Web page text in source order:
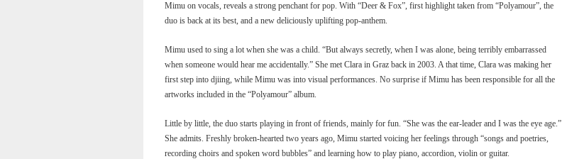
Mimu on vocals, reveals a strong penchant for pop. With “Deer & Fox”, first highlight taken from “Polyamour”, the
duo is back at its best, and a new deliciously uplifting pop-anthem.
Mimu used to sing a lot when she was a child. “But always secretly, when I was alone, being terribly embarrassed
when someone would hear me accidentally.” She met Clara in Graz back in 2003. A that time, Clara was making her
first step into djiing, while Mimu was into visual performances. No surprise if Mimu has been responsible for all the
artworks included in the “Polyamour” album.
Little by little, the duo starts playing in front of friends, mainly for fun. “She was the ear-leader and I was the eye age.”
She admits. Freshly broken-hearted two years ago, Mimu started voicing her feelings through “songs and poetries,
recording choirs and spoken word bubbles” and learning how to play piano, accordion, violin or guitar.